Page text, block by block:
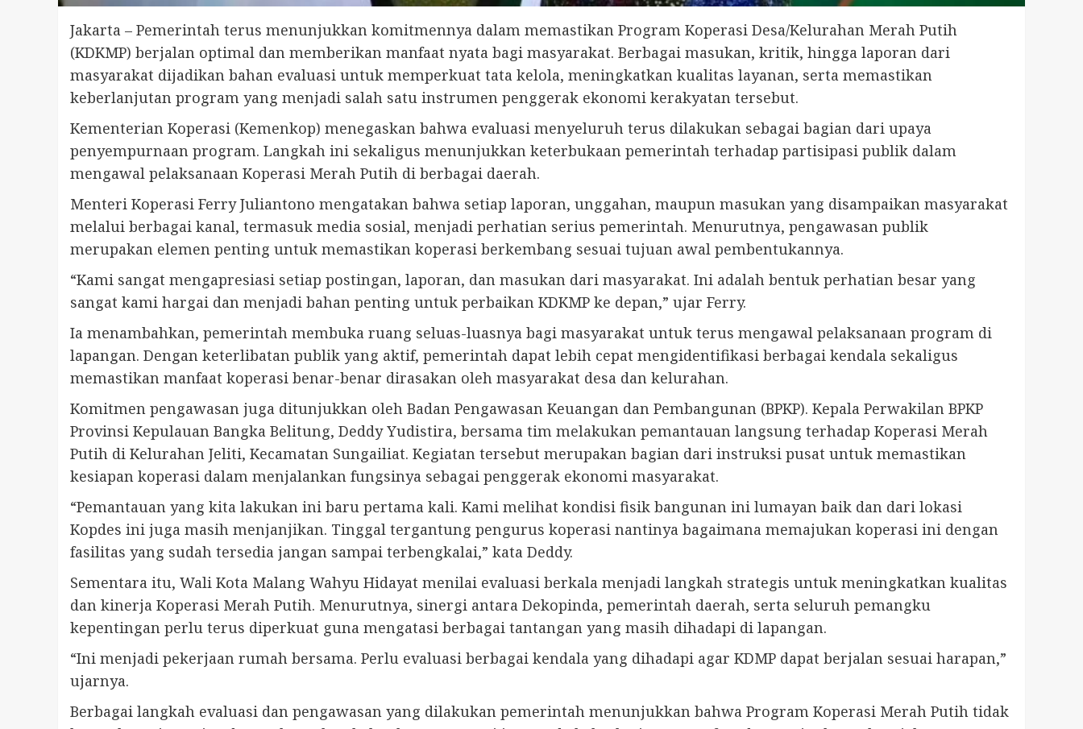
Jakarta – Pemerintah terus menunjukkan komitmennya dalam memastikan Program Koperasi Desa/Kelurahan Merah Putih
(KDKMP) berjalan optimal dan memberikan manfaat nyata bagi masyarakat. Berbagai masukan, kritik, hingga laporan dari
masyarakat dijadikan bahan evaluasi untuk memperkuat tata kelola, meningkatkan kualitas layanan, serta memastikan
keberlanjutan program yang menjadi salah satu instrumen penggerak ekonomi kerakyatan tersebut.
Kementerian Koperasi (Kemenkop) menegaskan bahwa evaluasi menyeluruh terus dilakukan sebagai bagian dari upaya
penyempurnaan program. Langkah ini sekaligus menunjukkan keterbukaan pemerintah terhadap partisipasi publik dalam
mengawal pelaksanaan Koperasi Merah Putih di berbagai daerah.
Menteri Koperasi Ferry Juliantono mengatakan bahwa setiap laporan, unggahan, maupun masukan yang disampaikan masyarakat
melalui berbagai kanal, termasuk media sosial, menjadi perhatian serius pemerintah. Menurutnya, pengawasan publik
merupakan elemen penting untuk memastikan koperasi berkembang sesuai tujuan awal pembentukannya.
“Kami sangat mengapresiasi setiap postingan, laporan, dan masukan dari masyarakat. Ini adalah bentuk perhatian besar yang
sangat kami hargai dan menjadi bahan penting untuk perbaikan KDKMP ke depan,” ujar Ferry.
Ia menambahkan, pemerintah membuka ruang seluas-luasnya bagi masyarakat untuk terus mengawal pelaksanaan program di
lapangan. Dengan keterlibatan publik yang aktif, pemerintah dapat lebih cepat mengidentifikasi berbagai kendala sekaligus
memastikan manfaat koperasi benar-benar dirasakan oleh masyarakat desa dan kelurahan.
Komitmen pengawasan juga ditunjukkan oleh Badan Pengawasan Keuangan dan Pembangunan (BPKP). Kepala Perwakilan BPKP
Provinsi Kepulauan Bangka Belitung, Deddy Yudistira, bersama tim melakukan pemantauan langsung terhadap Koperasi Merah
Putih di Kelurahan Jeliti, Kecamatan Sungailiat. Kegiatan tersebut merupakan bagian dari instruksi pusat untuk memastikan
kesiapan koperasi dalam menjalankan fungsinya sebagai penggerak ekonomi masyarakat.
“Pemantauan yang kita lakukan ini baru pertama kali. Kami melihat kondisi fisik bangunan ini lumayan baik dan dari lokasi
Kopdes ini juga masih menjanjikan. Tinggal tergantung pengurus koperasi nantinya bagaimana memajukan koperasi ini dengan
fasilitas yang sudah tersedia jangan sampai terbengkalai,” kata Deddy.
Sementara itu, Wali Kota Malang Wahyu Hidayat menilai evaluasi berkala menjadi langkah strategis untuk meningkatkan kualitas
dan kinerja Koperasi Merah Putih. Menurutnya, sinergi antara Dekopinda, pemerintah daerah, serta seluruh pemangku
kepentingan perlu terus diperkuat guna mengatasi berbagai tantangan yang masih dihadapi di lapangan.
“Ini menjadi pekerjaan rumah bersama. Perlu evaluasi berbagai kendala yang dihadapi agar KDMP dapat berjalan sesuai harapan,”
ujarnya.
Berbagai langkah evaluasi dan pengawasan yang dilakukan pemerintah menunjukkan bahwa Program Koperasi Merah Putih tidak